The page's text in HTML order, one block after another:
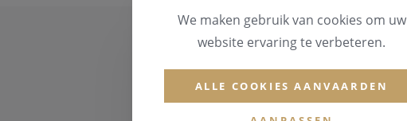
juweel dat perfect bij uw stijl en wensen past.We maken gebruik van cookies om uw
website ervaring te verbeteren.
ALLE COOKIES AANVAARDEN